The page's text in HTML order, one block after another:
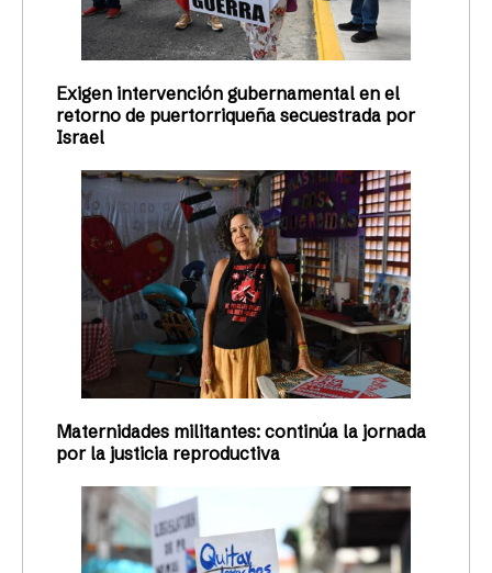
ACTIVISMO
Colectiva Feminista convoca a
Día de Acción Comunitaria
contra el Desplazamiento
Foto de Archivo de Ana María Abruña Reyes Con el
propósito de visibilizar las múltiples
manifestaciones de desplazamiento que están
ocurriendo en todo el archipiélago